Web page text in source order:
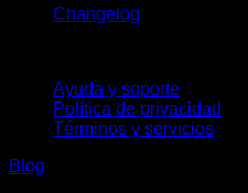
Changelog
Ayuda y soporte
Política de privacidad
Términos y servicios
Blog